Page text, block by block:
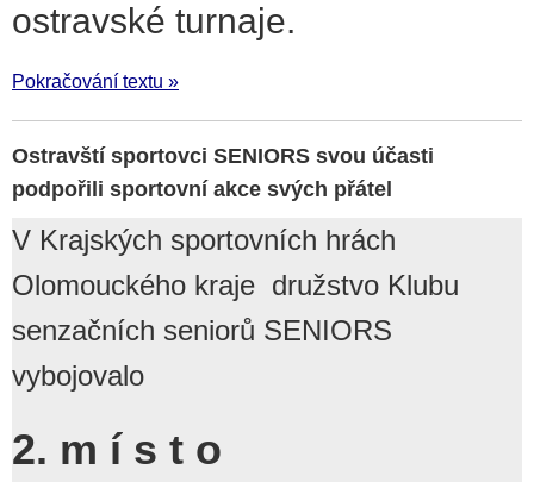
ostravské turnaje.
Pokračování textu »
Ostravští sportovci SENIORS svou účasti
podpořili sportovní akce svých přátel
V Krajských sportovních hrách
Olomouckého kraje družstvo Klubu
senzačních seniorů SENIORS
vybojovalo
2. m í s t o